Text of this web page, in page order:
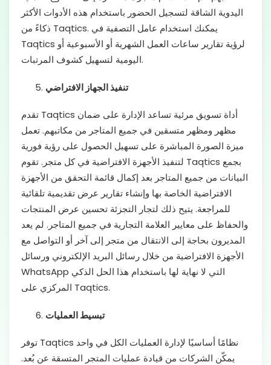
اليدوية الشاقة لتسجيل الحضور باستخدام هذه الأدوات الأكثر
ذكاءً من Taqtics. يمكنك استخدام عامل التصفية في
Taqtics لرؤية تقارير ساعات العمل الشهرية أو الأسبوعية أو
اليومية لتسهيل كشوف المرتبات.
تنفيذ الجهاز الافتراضي
تقدم Taqtics أداة تسويق مرئية تساعد الإدارة على ضمان
مظهر ومظهر متسقين في جميع المتاجر من مكاتبهم. تعمل
ميزة الصورة المباشرة على تسهيل الحصول على رؤية فورية
لتنفيذ الأجهزة الافتراضية في كل متجر. تقوم Taqtics بجمع
البيانات من جميع المتاجر بعد إكمال قائمة التحقق من الأجهزة
الافتراضية الخاصة بها وإنشاء تقارير عرض تقديمية تلقائية
للمراجعة. يتيح ذلك لتجار التجزئة تحسين عرض المنتجات
والحفاظ على معايير العلامة التجارية في جميع المتاجر. لم يعد
المديرون بحاجة إلى الانتقال من متجر إلى آخر أو التواصل مع
الأجهزة الافتراضية من خلال رسائل البريد الإلكتروني ورسائل
WhatsApp التي لا نهاية لها باستخدام هذا الحل الذكي
المركزي على Taqtics.
تبسيط العمليات
توفر Taqtics نظامًا أساسيًا لإدارة العمليات الكل في واحد
يمكّن الشركات من قيادة عمليات المتجر المتسقة عن بُعد.